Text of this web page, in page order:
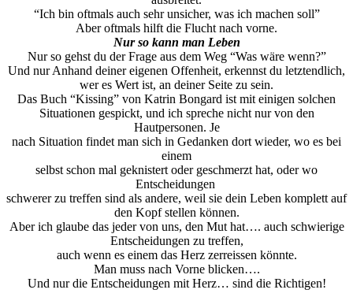
“Ich bin oftmals auch sehr unsicher, was ich machen soll”
Aber oftmals hilft die Flucht nach vorne.
Nur so kann man Leben
Nur so gehst du der Frage aus dem Weg “Was wäre wenn?”
Und nur Anhand deiner eigenen Offenheit, erkennst du letztendlich,
wer es Wert ist, an deiner Seite zu sein.
Das Buch “Kissing” von Katrin Bongard ist mit einigen solchen
Situationen gespickt, und ich spreche nicht nur von den
Hautpersonen. Je
nach Situation findet man sich in Gedanken dort wieder, wo es bei
einem
selbst schon mal geknistert oder geschmerzt hat, oder wo
Entscheidungen
schwerer zu treffen sind als andere, weil sie dein Leben komplett auf
den Kopf stellen können.
Aber ich glaube das jeder von uns, den Mut hat…. auch schwierige
Entscheidungen zu treffen,
auch wenn es einem das Herz zerreissen könnte.
Man muss nach Vorne blicken….
Und nur die Entscheidungen mit Herz… sind die Richtigen!